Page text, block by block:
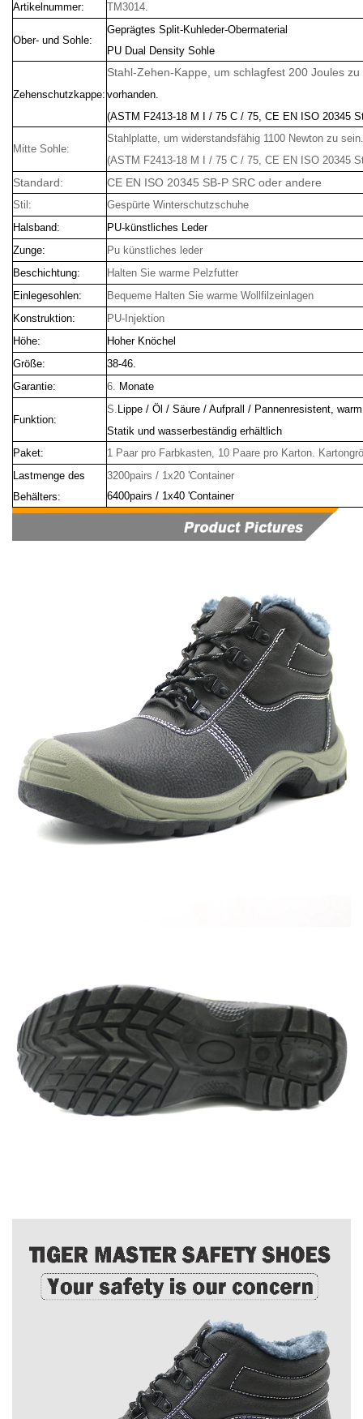
Artikelnummer:
TM3014.
Ober- und Sohle:
Geprägtes Split-Kuhleder-Obermaterial
PU Dual Density Sohle
Zehenschutzkappe:
Stahl-Zehen-Kappe, um schlagfest 200 Joules zu
vorhanden.
(ASTM F2413-18 M I / 75 C / 75, CE EN ISO 20345
Mitte Sohle:
Stahlplatte, um widerstandsfähig 1100 Newton zu sein.
(ASTM F2413-18 M I / 75 C / 75, CE EN ISO 20345
Standard: CE EN ISO 20345 SB-P SRC oder andere
Stil:
Gespürte Winterschutzschuhe
Halsband:
PU-künstliches Leder
Zunge:
Pu künstliches leder
Beschichtung:
Halten Sie warme Pelzfutter
Einlegesohlen:
Bequeme Halten Sie warme Wollfilzeinlagen
Konstruktion:
PU-Injektion
Höhe:
Hoher Knöchel
Größe:
38-46.
Garantie:
6. Monate
Funktion:
S. Lippe / Öl / Säure / Aufprall / Pannenresistent,
Statik und wasserbeständig erhältlich
Paket:
1 Paar pro Farbkasten, 10 Paare pro Karton.
Lastmenge des
Behälters:
3200pairs / 1x20 'Container
6400pairs / 1x40 'Container